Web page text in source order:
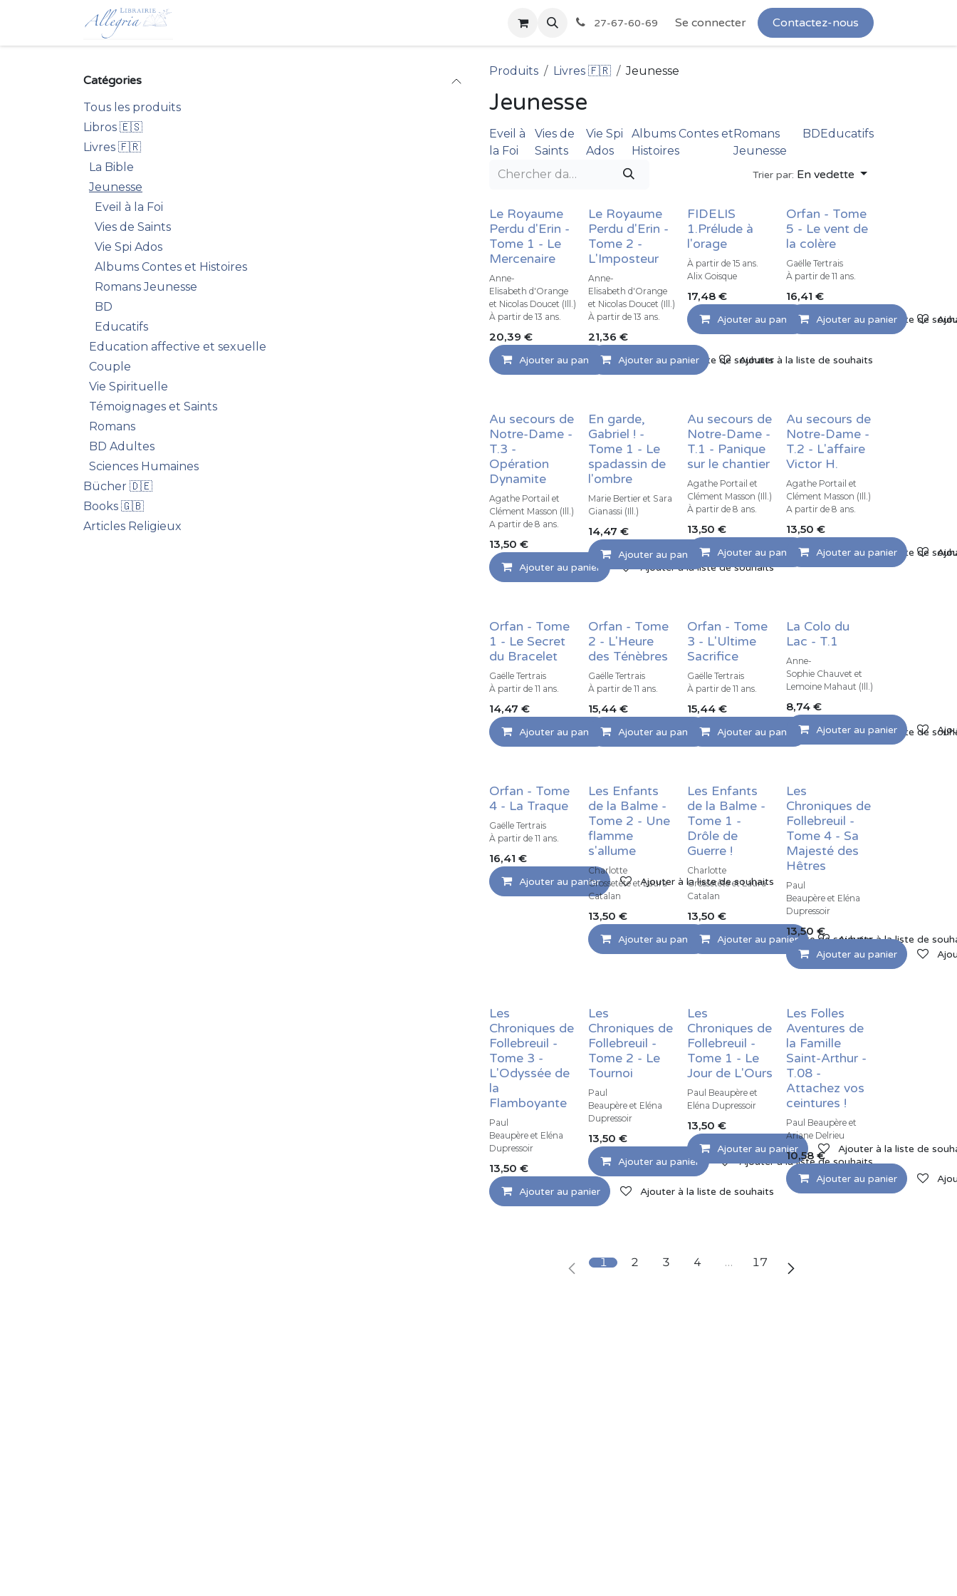
Se rendre au contenu
27-67-60-69 Se connecter Contactez-nous
Catégories
Tous les produits
Libros 🇪🇸
Livres 🇫🇷
La Bible
Jeunesse
Eveil à la Foi
Vies de Saints
Vie Spi Ados
Albums Contes et Histoires
Romans Jeunesse
BD
Educatifs
Education affective et sexuelle
Couple
Vie Spirituelle
Témoignages et Saints
Romans
BD Adultes
Sciences Humaines
Bücher 🇩🇪
Books 🇬🇧
Articles Religieux
Produits Livres 🇫🇷 Jeunesse
Jeunesse
Eveil à
la Foi
Vies de
Saints
Vie Spi
Ados
Albums Contes et
Histoires
Romans
Jeunesse
BDEducatifs
Trier par: En vedette
Le Royaume
Perdu d'Erin -
Tome 1 - Le
Mercenaire
Anne-
Elisabeth d'Orange
et Nicolas Doucet (Ill.)
À partir de 13 ans.
20,39 €
Ajouter au panier Ajouter à la liste de souhaits
Le Royaume
Perdu d'Erin -
Tome 2 -
L'Imposteur
Anne-
Elisabeth d'Orange
et Nicolas Doucet (Ill.)
À partir de 13 ans.
21,36 €
Ajouter au panier Ajouter à la liste de souhaits
FIDELIS
1.Prélude à
l'orage
À partir de 15 ans.
Alix Goisque
17,48€
Ajouter au panier Ajouter à la liste de
Orfan - Tome
5 - Le vent de
la colère
Gaëlle Tertrais
À partir de 11 ans.
16,41 €
Ajouter au panier
Au secours de
Notre-Dame -
T.3 -
Opération
Dynamite
Agathe Portail et
Clément Masson (Ill.)
A partir de 8 ans.
13,50 €
Ajouter au panier Ajouter à la liste de souhaits
En garde,
Gabriel ! -
Tome 1 - Le
spadassin de
l'ombre
Marie Bertier et Sara
Gianassi (Ill.)
14,47 €
Ajouter au panier Ajouter à la liste de souhaits
Au secours de
Notre-Dame -
T.1 - Panique
sur le chantier
Agathe Portail et
Clément Masson (Ill.)
À partir de 8 ans.
13,50 €
Ajouter au panier Ajouter à la liste de
Au secours de
Notre-Dame -
T.2 - L'affaire
Victor H.
Agathe Portail et
Clément Masson (Ill.)
A partir de 8 ans.
13,50 €
Ajouter au panier
Orfan - Tome
1 - Le Secret
du Bracelet
Gaëlle Tertrais
À partir de 11 ans.
14,47 €
Ajouter au panier Ajouter à la liste de souhaits
Orfan - Tome
2 - L'Heure
des Ténèbres
Gaëlle Tertrais
À partir de 11 ans.
15,44€
Ajouter au panier Ajouter à la liste de souhaits
Orfan - Tome
3 - L'Ultime
Sacrifice
Gaëlle Tertrais
À partir de 11 ans.
15,44€
Ajouter au panier Ajouter à la liste de
La Colo du
Lac - T.1
Anne-
Sophie Chauvet et
Lemoine Mahaut (Ill.)
8,74€
Ajouter au panier
Orfan - Tome
4 - La Traque
Gaëlle Tertrais
À partir de 11 ans.
16,41 €
Ajouter au panier Ajouter à la liste de souhaits
Les Enfants
de la Balme -
Tome 2 - Une
flamme
s'allume
Charlotte
Grossetête et Laura
Catalan
13,50 €
Ajouter au panier Ajouter à la liste de souhaits
Les Enfants
de la Balme -
Tome 1 -
Drôle de
Guerre !
Charlotte
Grossetête et Laura
Catalan
13,50 €
Ajouter au panier Ajouter à la liste de
Les
Chroniques de
Follebreuil -
Tome 4 - Sa
Majesté des
Hêtres
Paul
Beaupère et Eléna
Dupressoir
13,50 €
Ajouter au panier
Les
Chroniques de
Follebreuil -
Tome 3 -
L'Odyssée de
la
Flamboyante
Paul
Beaupère et Eléna
Dupressoir
13,50 €
Ajouter au panier Ajouter à la liste de souhaits
Les
Chroniques de
Follebreuil -
Tome 2 - Le
Tournoi
Paul
Beaupère et Eléna
Dupressoir
13,50 €
Ajouter au panier Ajouter à la liste de souhaits
Les
Chroniques de
Follebreuil -
Tome 1 - Le
Jour de L'Ours
Paul Beaupère et
Eléna Dupressoir
13,50 €
Ajouter au panier Ajouter à la liste de
Les Folles
Aventures de
la Famille
Saint-Arthur -
T.08 -
Attachez vos
ceintures !
Paul Beaupère et
Ariane Delrieu
10,58€
Ajouter au panier
1 2 3 4 … 17